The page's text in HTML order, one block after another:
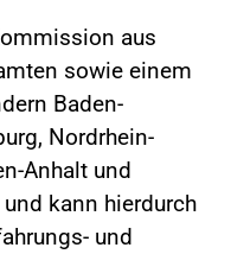
aus
sowie einem
Baden-
Nordrhein-
Anhalt und
kann hierdurch
und